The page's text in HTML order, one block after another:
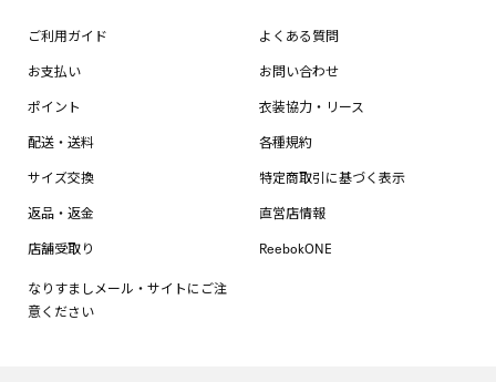
ご利用ガイド
お支払い
ポイント
配送・送料
サイズ交換
返品・返金
店舗受取り
なりすましメール・サイトにご注
意ください
よくある質問
お問い合わせ
衣装協力・リース
各種規約
特定商取引に基づく表示
直営店情報
ReebokONE